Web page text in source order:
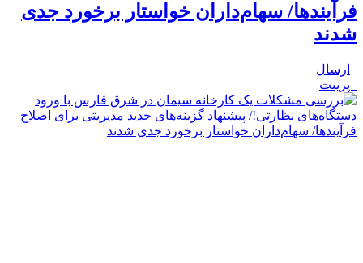
فرآیندها/ سهام‌داران خواستار برخورد جدی
شدند
ارسال
پرینت